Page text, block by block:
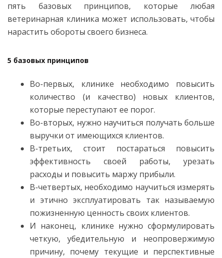
пять базовых принципов, которые любая
ветеринарная клиника может использовать, чтобы
нарастить обороты своего бизнеса.
5 базовых принципов
Во-первых, клинике необходимо повысить
количество (и качество) новых клиентов,
которые переступают ее порог.
Во-вторых, нужно научиться получать больше
выручки от имеющихся клиентов.
В-третьих, стоит постараться повысить
эффективность своей работы, урезать
расходы и повысить маржу прибыли.
В-четвертых, необходимо научиться измерять
и этично эксплуатировать так называемую
пожизненную ценность своих клиентов.
И наконец, клинике нужно сформулировать
четкую, убедительную и неопровержимую
причину, почему текущие и перспективные